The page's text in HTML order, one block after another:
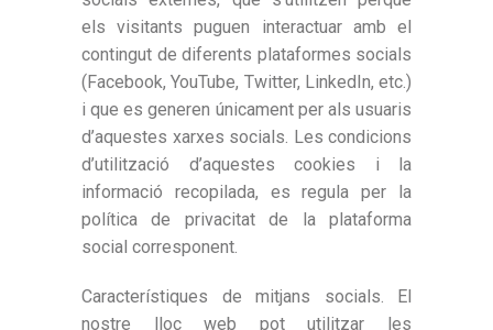
els visitants puguen interactuar amb el
contingut de diferents plataformes socials
(Facebook, YouTube, Twitter, LinkedIn, etc.)
i que es generen únicament per als usuaris
d’aquestes xarxes socials. Les condicions
d’utilització d’aquestes cookies i la
informació recopilada, es regula per la
política de privacitat de la plataforma
social corresponent.
Característiques de mitjans socials. El
nostre lloc web pot utilitzar les